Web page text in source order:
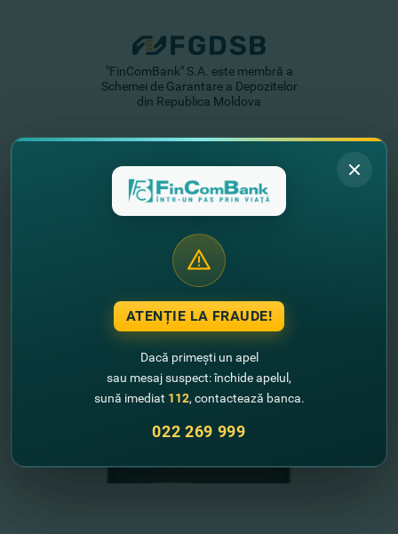
"FinComBank" S.A. este membră a
Schemei de Garantare a Depozitelor
din Republica Moldova
ATENȚIE LA FRAUDE!
Dacă primești un apel
sau mesaj suspect: închide apelul,
sună imediat 112, contactează banca.
022 269 999